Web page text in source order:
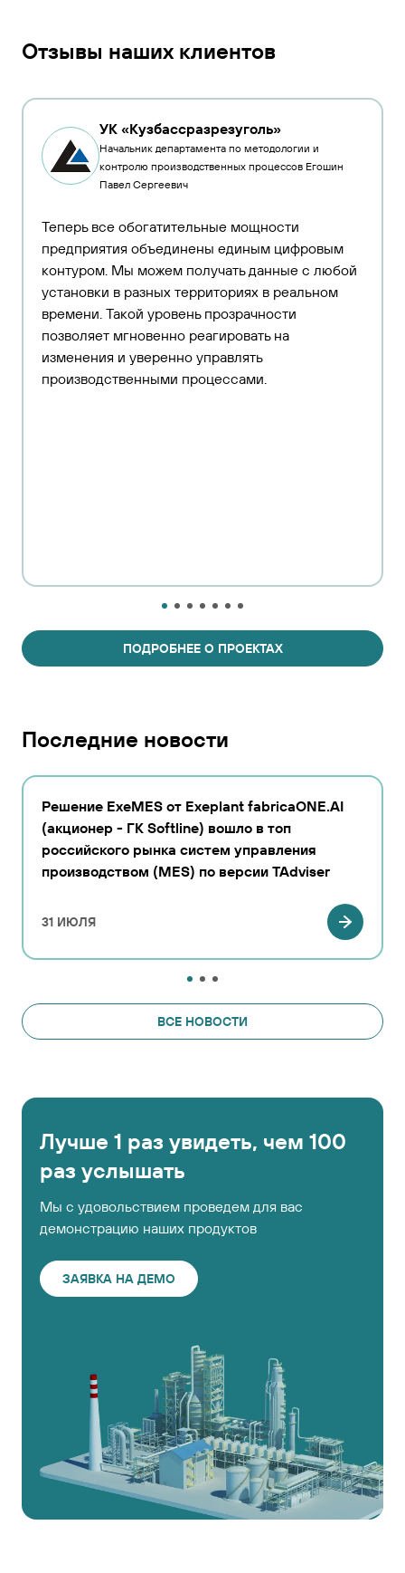
Отзывы наших клиентов
УК «Кузбассразрезуголь»
Начальник департамента по методологии и
контролю производственных процессов Егошин
Павел Сергеевич
Теперь все обогатительные мощности
предприятия объединены единым цифровым
контуром. Мы можем получать данные с любой
установки в разных территориях в реальном
времени. Такой уровень прозрачности
позволяет мгновенно реагировать на
изменения и уверенно управлять
производственными процессами.
ПОДРОБНЕЕ О ПРОЕКТАХ
Последние новости
Решение ExeMES от Exeplant fabricaONE.AI
(акционер - ГК Softline) вошло в топ
российского рынка систем управления
производством (MES) по версии TAdviser
31 ИЮЛЯ
ВСЕ НОВОСТИ
Лучше 1 раз увидеть, чем 100
раз услышать
Мы с удовольствием проведем для вас
демонстрацию наших продуктов
ЗАЯВКА НА ДЕМО